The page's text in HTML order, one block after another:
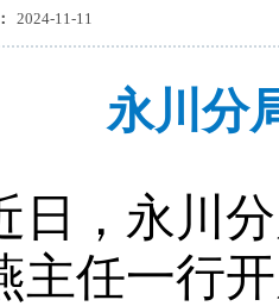
2024-11-11
永川分
日，永川
主任一行